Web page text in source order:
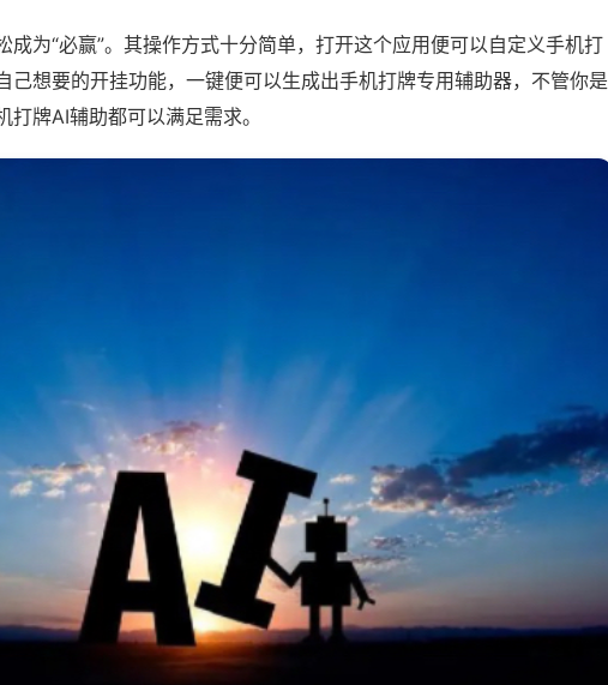
成为“必赢”。其操作方式十分简单，打开这个应用便可以自定义手机打
己想要的开挂功能，一键便可以生成出手机打牌专用辅助器，不管你是
牌AI辅助都可以满足需求。